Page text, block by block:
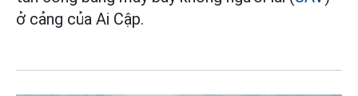
ở cảng của Ai Cập.